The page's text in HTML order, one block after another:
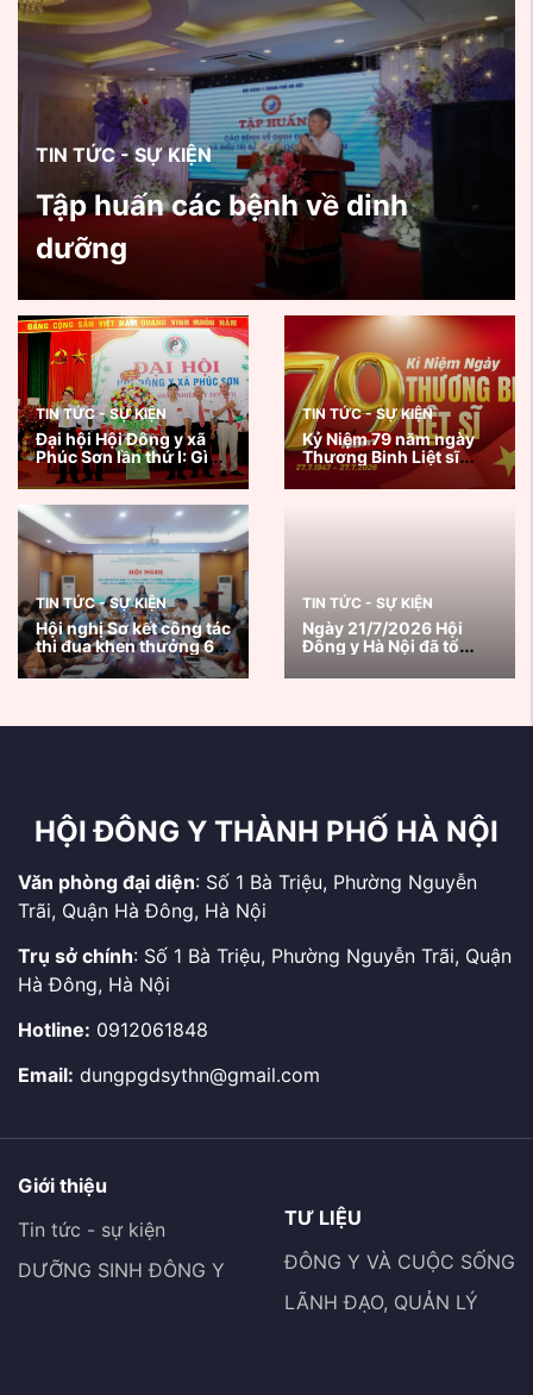
TIN TỨC - SỰ KIỆN
Tập huấn các bệnh về dinh
dưỡng
TIN TỨC - SỰ KIỆN
Đại hội Hội Đông y xã
Phúc Sơn lần thứ I: Gìn
giữ tinh hoa y học cổ
truyền, lan tỏa giá trị
nhân văn vì sức khỏe
cộng đồng
TIN TỨC - SỰ KIỆN
Kỷ Niệm 79 năm ngày
Thương Binh Liệt sĩ
27/7/1947 - 27/7/2026
TIN TỨC - SỰ KIỆN
Hội nghị Sơ kết công tác
thi đua khen thưởng 6
tháng đầu năm, triển
khai nhiệm vụ trọng
TIN TỨC - SỰ KIỆN
Ngày 21/7/2026 Hội
Đông y Hà Nội đã tổ
Khám, tư vấn sức khoẻ
HỘI ĐÔNG Y THÀNH PHỐ HÀ NỘI
Văn phòng đại diện: Số 1 Bà Triệu, Phường Nguyễn
Trãi, Quận Hà Đông, Hà Nội
Trụ sở chính: Số 1 Bà Triệu, Phường Nguyễn Trãi, Quận
Hà Đông, Hà Nội
Hotline: 0912061848
Email: dungpgdsythn@gmail.com
Giới thiệu
Tin tức - sự kiện
DƯỠNG SINH ĐÔNG Y
TƯ LIỆU
ĐÔNG Y VÀ CUỘC SỐNG
LÃNH ĐẠO, QUẢN LÝ